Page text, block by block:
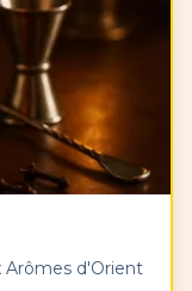
Arômes d'Orient